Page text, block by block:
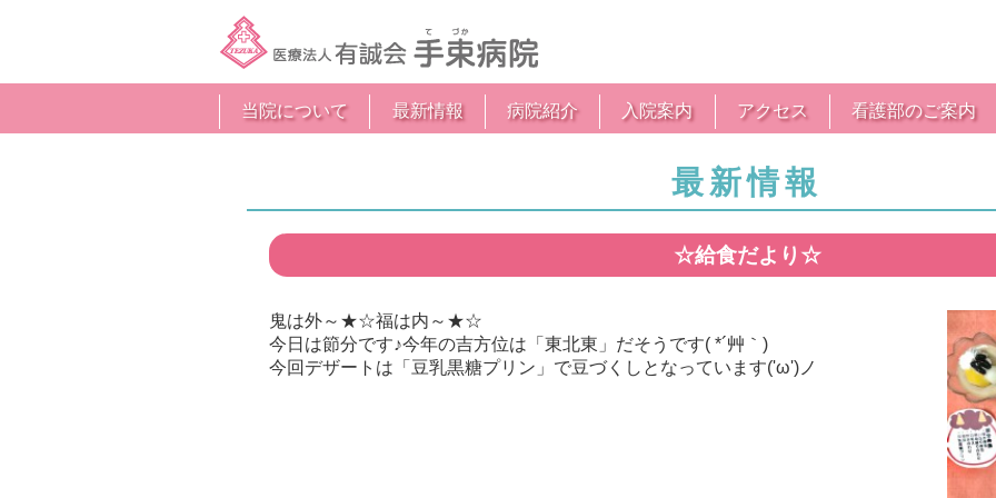
当院について 最新情報 病院紹介 入院案内 アクセス 看護部のご案内
最新情報
☆給食だより☆
鬼は外～★☆福は内～★☆
今日は節分です♪今年の吉方位は「東北東」だそうです( *´艸｀)
今回デザートは「豆乳黒糖プリン」で豆づくしとなっています('ω')ノ